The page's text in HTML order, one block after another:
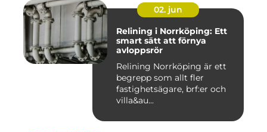
02. jun
Relining i Norrköping: Ett
smart sätt att förnya
avloppsrör
Relining Norrköping är ett
begrepp som allt fler
fastighetsägare, brf:er och
villa&au...